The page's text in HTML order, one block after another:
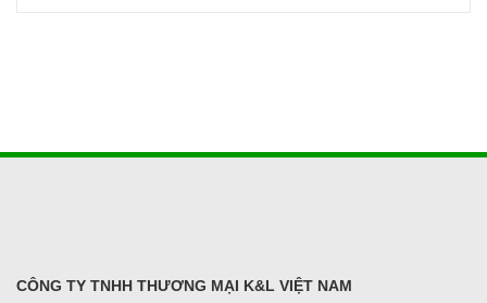
CÔNG TY TNHH THƯƠNG MẠI K&L VIỆT NAM